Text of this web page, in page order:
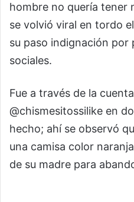
hombre no quería tener
se volvió viral en tordo
su paso indignación por
sociales.
Fue a través de la
@chismesitossilike en
hecho; ahí se observó
una camisa color
de su madre para